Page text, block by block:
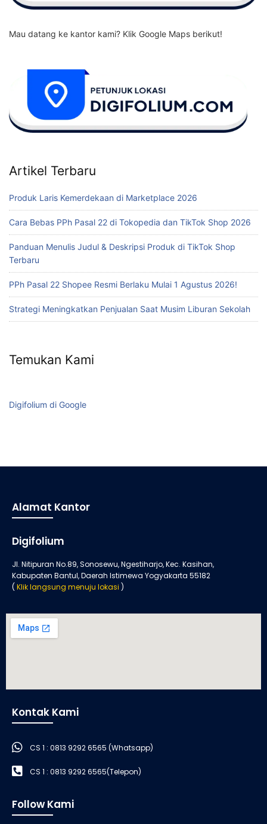
Mau datang ke kantor kami? Klik Google Maps berikut!
Artikel Terbaru
Produk Laris Kemerdekaan di Marketplace 2026
Cara Bebas PPh Pasal 22 di Tokopedia dan TikTok Shop 2026
Panduan Menulis Judul & Deskripsi Produk di TikTok Shop
Terbaru
PPh Pasal 22 Shopee Resmi Berlaku Mulai 1 Agustus 2026!
Strategi Meningkatkan Penjualan Saat Musim Liburan Sekolah
Temukan Kami
Digifolium di Google
Alamat Kantor
Digifolium
Jl. Nitipuran No.89, Sonosewu, Ngestiharjo, Kec. Kasihan,
Kabupaten Bantul, Daerah Istimewa Yogyakarta 55182
( Klik langsung menuju lokasi )
Kontak Kami
CS 1 : 0813 9292 6565 (Whatsapp)
CS 1 : 0813 9292 6565(Telepon)
Follow Kami